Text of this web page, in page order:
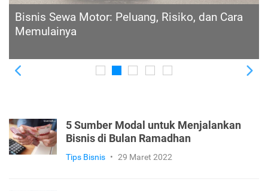
COGS (Cost of Goods Sold): Pengertian,
Manfaat, Formula, dan Cara Menghitung
5 Sumber Modal untuk Menjalankan
Bisnis di Bulan Ramadhan
Tips Bisnis • 29 Maret 2022